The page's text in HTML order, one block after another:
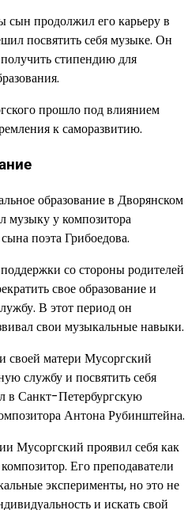
сын продолжил его карьеру в
посвятить себя музыке. Он
стипендию для
прошло под влиянием
к саморазвитию.
образование в Дворянском
музыку у композитора
поэта Грибоедова.
со стороны родителей
свое образование и
В этот период он
свои музыкальные навыки.
своей матери Мусоргский
службу и посвятить себя
в Санкт-Петербургскую
Антона Рубинштейна.
Мусоргский проявил себя как
Его преподаватели
эксперименты, но это не
и искать свой